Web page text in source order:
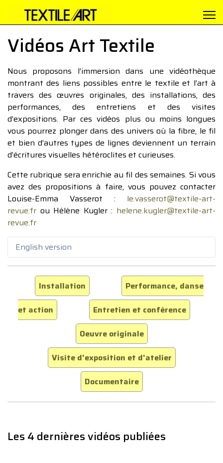
Vidéos Art Textile
Nous proposons l’immersion dans une vidéothèque
montrant des liens possibles entre le textile et l’art à
travers des œuvres originales, des installations, des
performances, des entretiens et des visites
d’expositions. Par ces vidéos plus ou moins longues
vous pourrez plonger dans des univers où la fibre, le fil
et bien d’autres types de lignes deviennent un terrain
d’écritures visuelles hétéroclites et curieuses.
Cette rubrique sera enrichie au fil des semaines. Si vous
avez des propositions à faire, vous pouvez contacter
Louise-Emma Vasserot : le.vasserot@textile-art-
revue.fr ou Hélène Kugler : helene.kugler@textile-art-
revue.fr
English version
Installation
Performance, danse
et action
Entretien et conférence
Oeuvre originale
Visite d'exposition et d'atelier
Documentaire
Les 4 dernières vidéos publiées